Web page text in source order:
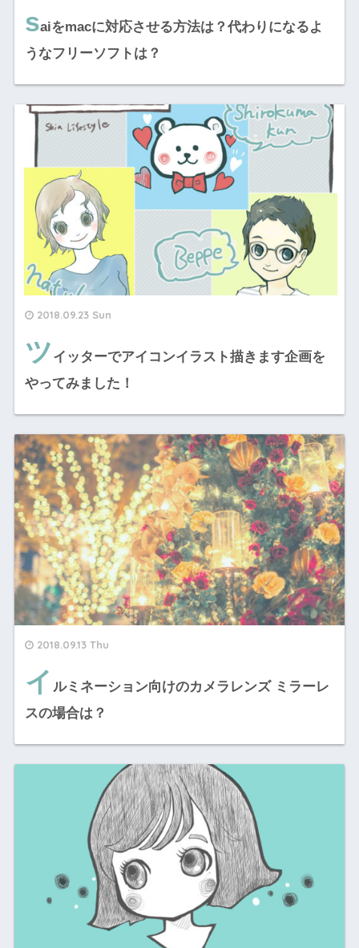
saiをmacに対応させる方法は？代わりになるよ
うなフリーソフトは？
2018.09.23 Sun
ツ イッターでアイコンイラスト描きます企画を
やってみました！
2018.09.13 Thu
イ ルミネーション向けのカメラレンズ ミラーレ
スの場合は？